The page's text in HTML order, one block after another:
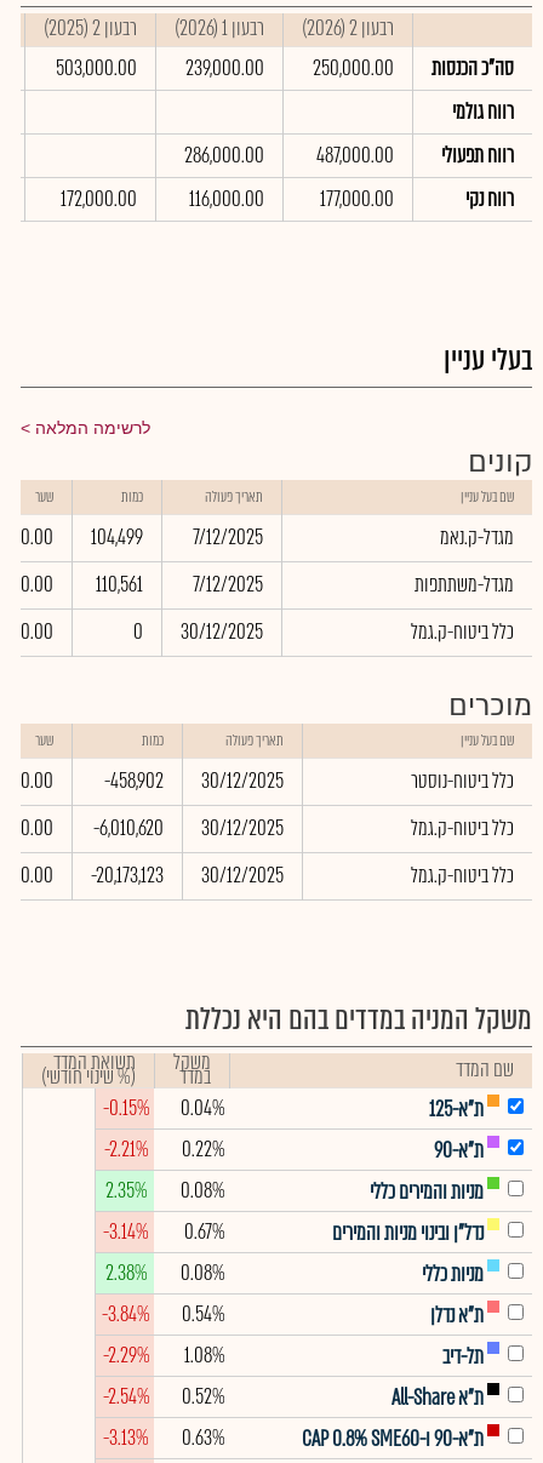
רבעון 2 (2026) רבעון 1 (2026) רבעון 2 (2025)
סה"כ הכנסות
250,000.00
239,000.00
503,000.00
רווח גולמי
רווח תפעולי
487,000.00
286,000.00
רווח נקי
177,000.00
116,000.00
172,000.00
בעלי עניין
לרשימה המלאה
קונים
שם בעל עניין תאריך פעולה כמות שער
מגדל-ק.נאמ 7/12/2025
104,499
0.00
מגדל-משתתפות
7/12/2025
110,561
0.00
כלל ביטוח-ק.גמל
30/12/2025
0
0.00
מוכרים
שם בעל עניין תאריך פעולה כמות שער
כלל ביטוח-נוסטר 30/12/2025
-458,902
0.00
כלל ביטוח-ק.גמל
30/12/2025
-6,010,620
0.00
כלל ביטוח-ק.גמל
30/12/2025
-20,173,123
0.00
משקל המניה במדדים בהם היא נכללת
שם המדד משקל
במדד תשואת המדד
(% שינוי חודשי)
ת"א-125
0.04%
-0.15%
ת"א-90
0.22%
-2.21%
מניות והמירים כללי
0.08%
2.35%
נדל"ן ובינוי מניות והמירים
0.67%
-3.14%
מניות כללי
0.08%
2.38%
ת"א נדלן
0.54%
-3.84%
תל-דיב
1.08%
-2.29%
ת"א All-Share
0.52%
-2.54%
ת"א-90 ו-CAP 0.8% SME60
0.63%
-3.13%